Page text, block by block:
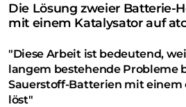
Die Lösung zweier Batterie-
mit einem Katalysator auf
"Diese Arbeit ist bedeutend,
langem bestehende Probleme
Sauerstoff-Batterien mit einem
löst"